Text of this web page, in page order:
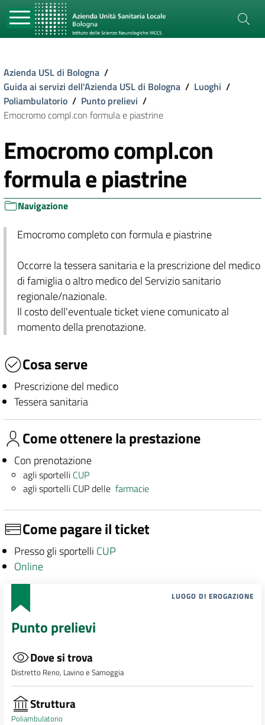
Azienda USL di Bologna /
Guida ai servizi dell'Azienda USL di Bologna / Luoghi /
Poliambulatorio / Punto prelievi /
Emocromo compl.con formula e piastrine
Emocromo compl.con
formula e piastrine
Navigazione
Emocromo completo con formula e piastrine
Occorre la tessera sanitaria e la prescrizione del medico
di famiglia o altro medico del Servizio sanitario
regionale/nazionale.
Il costo dell'eventuale ticket viene comunicato al
momento della prenotazione.
Cosa serve
Prescrizione del medico
Tessera sanitaria
Come ottenere la prestazione
Con prenotazione
agli sportelli CUP
agli sportelli CUP dellefarmacie
Come pagare il ticket
Presso gli sportelli CUP
Online
LUOGO DI EROGAZIONE
Punto prelievi
Dove si trova
Distretto Reno, Lavino e Samoggia
Struttura
Poliambulatorio